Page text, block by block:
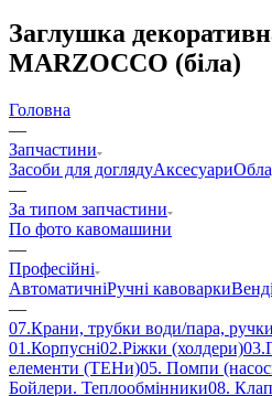
Заглушка
MARZOCCO (біла)
Головна
—
Запчастини
Засоби для доглядуАксесуари
—
За типом запчастини
По фото кавомашини
—
Професійні
АвтоматичніРучні кавоварки
—
07.Крани, трубки води/пара,
01.Корпусні02.Ріжки (холдери)
елементи (ТЕНи)05. Помпи
Бойлери. Теплообмінники08.